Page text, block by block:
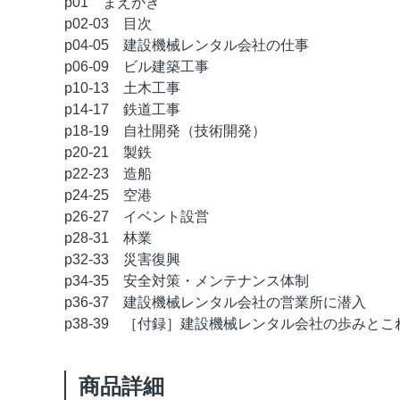
p02-03 目次
p04-05 建設機械レンタル会社の仕事
p06-09 ビル建築工事
p10-13 土木工事
p14-17 鉄道工事
p18-19 自社開発（技術開発）
p20-21 製鉄
p22-23 造船
p24-25 空港
p26-27 イベント設営
p28-31 林業
p32-33 災害復興
p34-35 安全対策・メンテナンス体制
p36-37 建設機械レンタル会社の営業所に潜入
p38-39 ［付録］建設機械レンタル会社の歩みとこ
商品詳細